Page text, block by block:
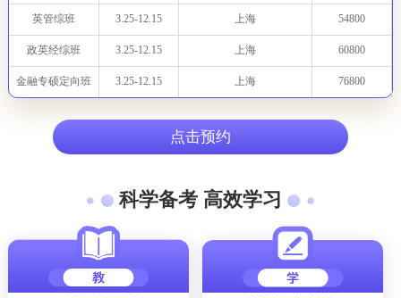
英管综班 3.25-12.15 上海 54800
政英经综班 3.25-12.15 上海 60800
金融专硕定向班 3.25-12.15 上海 76800
点击预约
科学备考 高效学习